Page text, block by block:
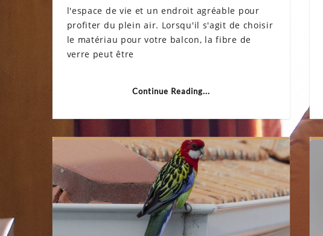
l'espace de vie et un endroit agréable pour
profiter du plein air. Lorsqu'il s'agit de choisir
le matériau pour votre balcon, la fibre de
verre peut être
Continue Reading...